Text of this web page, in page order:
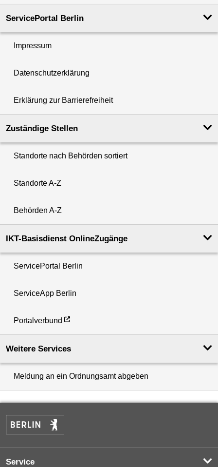
ServicePortal Berlin
Impressum
Datenschutzerklärung
Erklärung zur Barrierefreiheit
Zuständige Stellen
Standorte nach Behörden sortiert
Standorte A-Z
Behörden A-Z
IKT-Basisdienst OnlineZugänge
ServicePortal Berlin
ServiceApp Berlin
Portalverbund
Weitere Services
Meldung an ein Ordnungsamt abgeben
Service